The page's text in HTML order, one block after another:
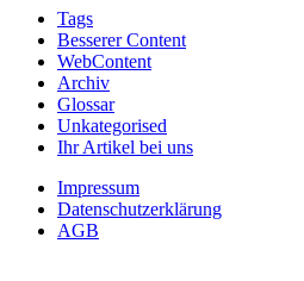
Tags
Besserer Content
WebContent
Archiv
Glossar
Unkategorised
Ihr Artikel bei uns
Impressum
Datenschutzerklärung
AGB